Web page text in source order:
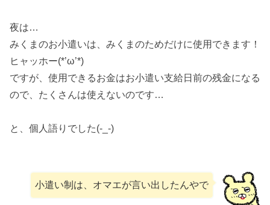
夜は…
みくまのお小遣いは、みくまのためだけに使用できます！
ヒャッホー(*’ω’*)
ですが、使用できるお金はお小遣い支給日前の残金になる
ので、たくさんは使えないのです…
と、個人語りでした(-_-)
小遣い制は、オマエが言い出したんやで